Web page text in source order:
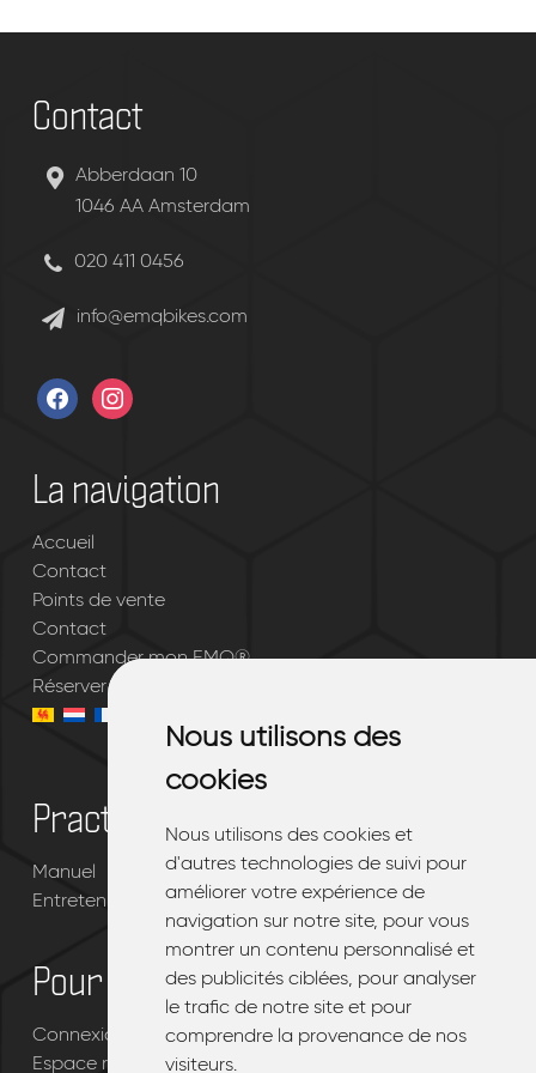
Nous utilisons des
cookies
Nous utilisons des cookies et
d'autres technologies de suivi pour
améliorer votre expérience de
navigation sur notre site, pour vous
montrer un contenu personnalisé et
des publicités ciblées, pour analyser
le trafic de notre site et pour
comprendre la provenance de nos
visiteurs.
Nous utilisons des
cookies
Nous utilisons des cookies et
d'autres technologies de suivi pour
améliorer votre expérience de
navigation sur notre site, pour vous
montrer un contenu personnalisé et
des publicités ciblées, pour analyser
le trafic de notre site et pour
comprendre la provenance de nos
visiteurs.
Contact
Abberdaan 10
1046 AA Amsterdam
020 411 0456
info@emqbikes.com
facebookinstagram
La navigation
Accueil
Contact
Points de vente
Contact
Commander mon EMQ®
Réserver un essai gratuit
Practique
Manuel
Entretenir votre EMQ®
Pour les revendeurs
Connexion portail revendeur EMQ®
Espace revendeur